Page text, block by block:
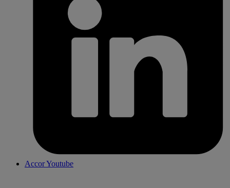
Accor Youtube